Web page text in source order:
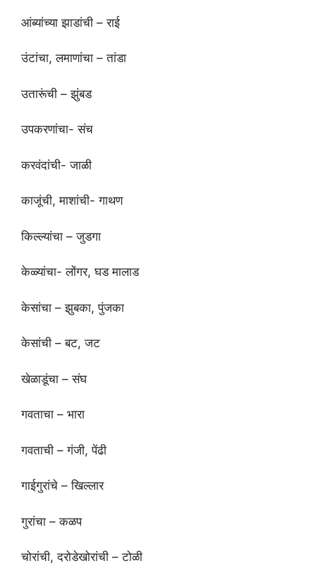
आंब्यांच्या झाडांची – राई
उंटांचा, लमाणांचा – तांडा
उतारूंची – झुंबड
उपकरणांचा- संच
करवंदांची- जाळी
काजूंची, माशांची- गाथण
किल्ल्यांचा – जुडगा
केळ्यांचा- लोंगर, घड मालाड
केसांचा – झुबका, पुंजका
केसांची – बट, जट
खेळाडूंचा – संघ
गवताचा – भारा
गवताची – गंजी, पेंढी
गाईगुरांचे – खिल्लार
गुरांचा – कळप
चोरांची, दरोडेखोरांची – टोळी